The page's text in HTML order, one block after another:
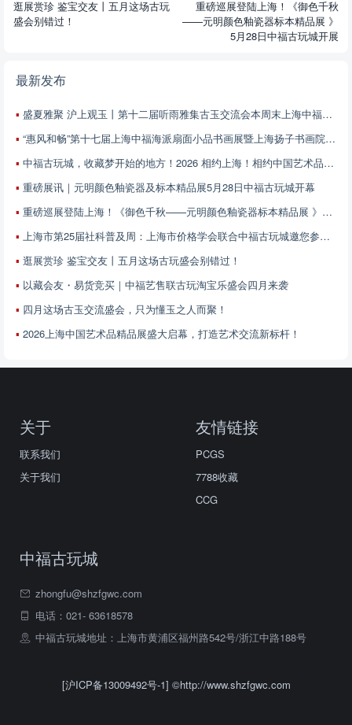
逛展赏珍 鉴宝交友丨五月这场古玩
盛会别错过！
重磅巡展登陆上海！《御色千秋
——元明颜色釉瓷器标本精品展 》
5月28日中福古玩城开展
最新发布
盛夏雅聚 沪上观玉丨第十二届听雨雅集古玉交流会本周末上海中福古玩城启幕
“惠风和畅”第十七届上海中福海派扇面小品书画展暨上海扬子书画院第五届扇面小品书画邀请展征稿启事
中福古玩城，收藏梦开始的地方！2026 相约上海！相约中国艺术品精品展！6月13-21日 不见不散！
重磅展讯｜元明颜色釉瓷器及标本精品展5月28日中福古玩城开幕
重磅巡展登陆上海！《御色千秋——元明颜色釉瓷器标本精品展 》5月28日中福古玩城开展
上海市第25届社科普及周：上海市价格学会联合中福古玩城邀您参加——艺术品价值解读与鉴赏专场
逛展赏珍 鉴宝交友丨五月这场古玩盛会别错过！
以藏会友・易货竞买｜中福艺售联古玩淘宝乐盛会四月来袭
四月这场古玉交流盛会，只为懂玉之人而聚！
2026上海中国艺术品精品展盛大启幕，打造艺术交流新标杆！
关于
联系我们
关于我们
友情链接
PCGS
7788收藏
CCG
中福古玩城
zhongfu@shzfgwc.com
电话：021- 63618578
中福古玩城地址：上海市黄浦区福州路542号/浙江中路188号
[沪ICP备13009492号-1] ©http://www.shzfgwc.com